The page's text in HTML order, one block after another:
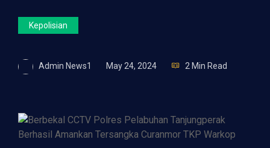
Kepolisian
Admin News1 May 24, 2024 2 Min Read